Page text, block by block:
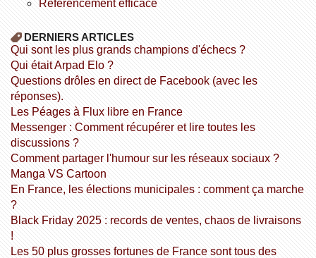
référencement efficace
DERNIERS ARTICLES
Qui sont les plus grands champions d'échecs ?
Qui était Arpad Elo ?
Questions drôles en direct de Facebook (avec les
réponses).
Les Péages à Flux libre en France
Messenger : Comment récupérer et lire toutes les
discussions ?
Comment partager l'humour sur les réseaux sociaux ?
Manga VS Cartoon
En France, les élections municipales : comment ça marche
?
Black Friday 2025 : records de ventes, chaos de livraisons
!
Les 50 plus grosses fortunes de France sont tous des